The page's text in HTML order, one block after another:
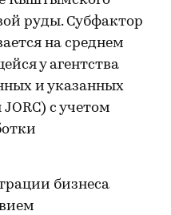
руды. Субфактор
на среднем
у агентства
и указанных
с учетом
бизнеса